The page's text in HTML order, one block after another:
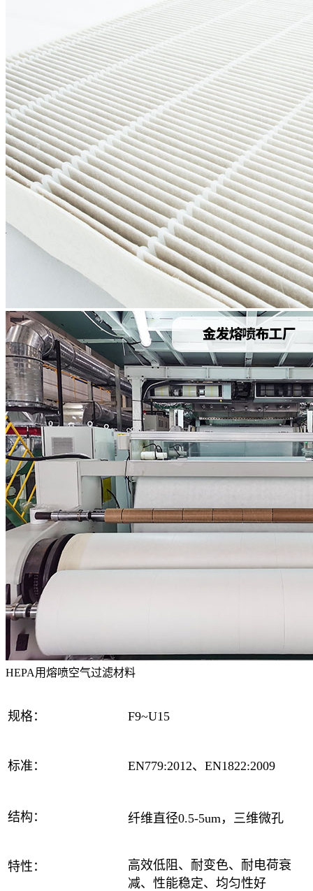
HEPA用熔喷空气过滤材料
规格： F9~U15
标准： EN779:2012、EN1822:2009
结构： 纤维直径0.5-5um，三维微孔
特性：
高效低阻、耐变色、耐电荷衰
减、性能稳定、均匀性好